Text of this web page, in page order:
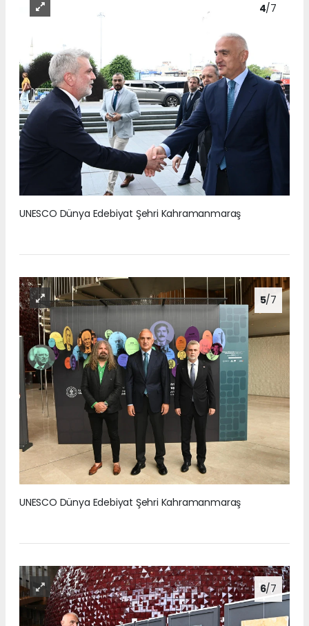
4/7
UNESCO Dünya Edebiyat Şehri Kahramanmaraş
5/7
UNESCO Dünya Edebiyat Şehri Kahramanmaraş
6/7